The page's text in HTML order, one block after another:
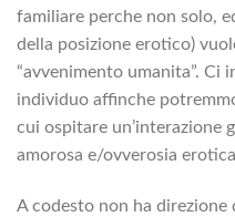
familiare perche non solo,
della posizione erotico)
“avvenimento umanita”. Ci
individuo affinche
cui ospitare un’interazione
amorosa e/ovverosia
A codesto non ha direzione